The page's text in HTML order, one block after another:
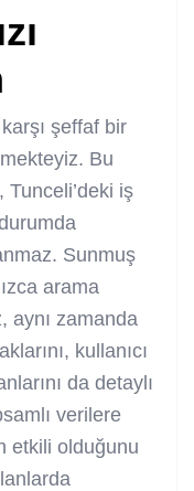
şeffaf bir
Bu
iş
Sunmuş
arama
aynı zamanda
kullanıcı
da detaylı
verilere
etkili olduğunu